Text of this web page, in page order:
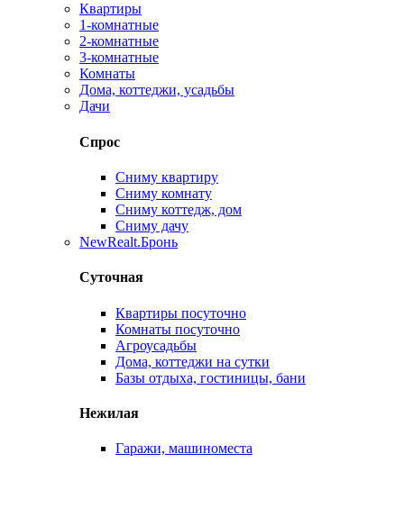
Квартиры
1-комнатные
2-комнатные
3-комнатные
Комнаты
Дома, коттеджи, усадьбы
Дачи
Спрос
Сниму квартиру
Сниму комнату
Сниму коттедж, дом
Сниму дачу
NewRealt.Бронь
Суточная
Квартиры посуточно
Комнаты посуточно
Агроусадьбы
Дома, коттеджи на сутки
Базы отдыха, гостиницы, бани
Нежилая
Гаражи, машиноместа